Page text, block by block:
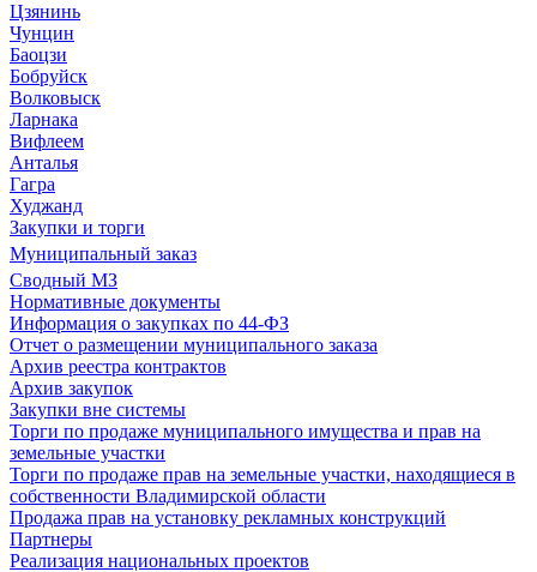
Цзянинь
Чунцин
Баоцзи
Бобруйск
Волковыск
Ларнака
Вифлеем
Анталья
Гагра
Худжанд
Закупки и торги
Муниципальный заказ
Сводный МЗ
Нормативные документы
Информация о закупках по 44-ФЗ
Отчет о размещении муниципального заказа
Архив реестра контрактов
Архив закупок
Закупки вне системы
Торги по продаже муниципального имущества и прав на
земельные участки
Торги по продаже прав на земельные участки, находящиеся в
собственности Владимирской области
Продажа прав на установку рекламных конструкций
Партнеры
Реализация национальных проектов